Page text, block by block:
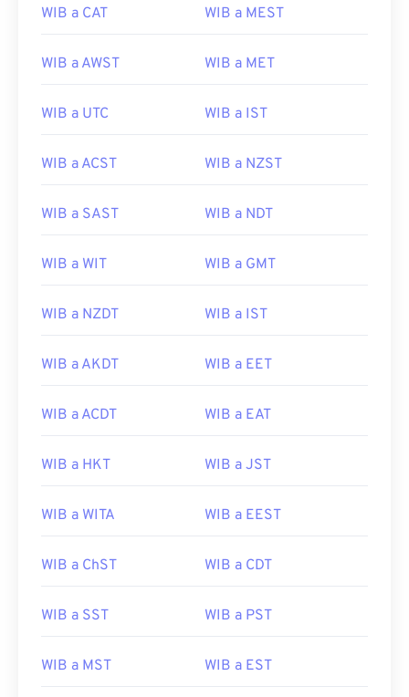
WIB a CAT WIB a MEST
WIB a AWST WIB a MET
WIB a UTC WIB a IST
WIB a ACST WIB a NZST
WIB a SAST WIB a NDT
WIB a WIT WIB a GMT
WIB a NZDT WIB a IST
WIB a AKDT WIB a EET
WIB a ACDT WIB a EAT
WIB a HKT WIB a JST
WIB a WITA WIB a EEST
WIB a ChST WIB a CDT
WIB a SST WIB a PST
WIB a MST WIB a EST